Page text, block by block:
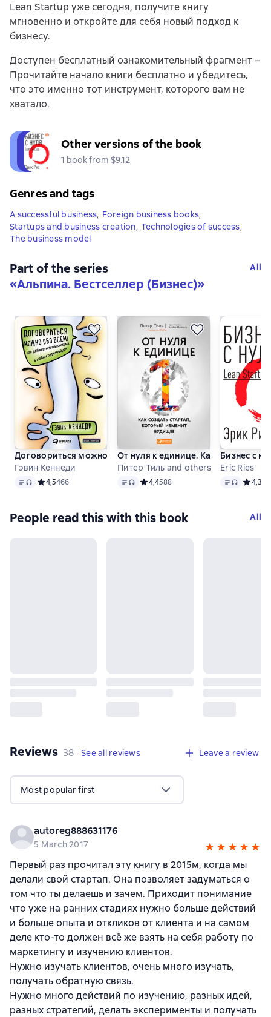
Lean Startup уже сегодня, получите книгу
мгновенно и откройте для себя новый подход к
бизнесу.
Доступен бесплатный ознакомительный фрагмент –
Прочитайте начало книги бесплатно и убедитесь,
что это именно тот инструмент, которого вам не
хватало.
Other versions of the book
1 book from $9.12
Genres and tags
A successful business, Foreign business books,
Startups and business creation, Technologies of success,
The business model
Part of the series
«Альпина. Бестселлер (Бизнес)»
All
Договориться можно обо всем! Как добиваться
Гэвин Кеннеди
Text, audio format available
Средний рейтинг 4,5 на основе 466 оценок
4,5466
От нуля к единице. Как создать
Питер Тиль and others
Text, audio format available
Средний рейтинг 4,4 на основе 588
4,4588
Бизнес с
Eric Ries
Text, audio
4,3
People read this with this book All
Reviews 38 reviews
38 See all reviews Leave a review
Most popular first
autoreg888631176
5 March 2017
Первый раз прочитал эту книгу в 2015м, когда мы
делали свой стартап. Она позволяет задуматься о
том что ты делаешь и зачем. Приходит понимание
что уже на ранних стадиях нужно больше действий
и больше опыта и откликов от клиента и на самом
деле кто-то должен всё же взять на себя работу по
маркетингу и изучению клиентов.
Нужно изучать клиентов, очень много изучать,
получать обратную связь.
Нужно много действий по изучению, разных идей,
разных стратегий, делать эксперименты и получать